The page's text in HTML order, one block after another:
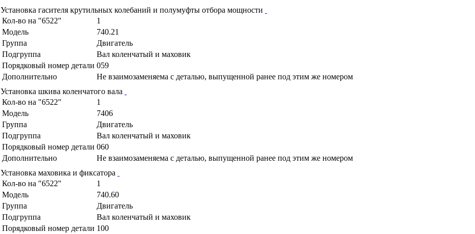
Установка гасителя крутильных колебаний и полумуфты отбора мощности
Кол-во на "6522"
1
Модель
740.21
Группа
Двигатель
Подгруппа
Вал коленчатый и маховик
Порядковый номер детали 059
Дополнительно
Не взаимозаменяема с деталью, выпущенной ранее под этим же номером
Установка шкива коленчатого вала
Кол-во на "6522"
1
Модель
7406
Группа
Двигатель
Подгруппа
Вал коленчатый и маховик
Порядковый номер детали 060
Дополнительно
Не взаимозаменяема с деталью, выпущенной ранее под этим же номером
Установка маховика и фиксатора
Кол-во на "6522"
1
Модель
740.60
Группа
Двигатель
Подгруппа
Вал коленчатый и маховик
Порядковый номер детали 100